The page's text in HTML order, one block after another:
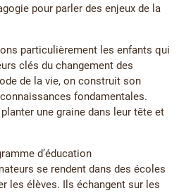
pour parler des enjeux de la
particulièrement les enfants qui
clés du changement des
de la vie, on construit son
fondamentales.
une graine dans leur tête et
d’éducation
se rendent dans des écoles
les élèves. Ils échangent sur les